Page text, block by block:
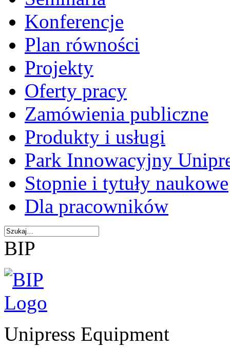
Konferencje
Plan równości
Projekty
Oferty pracy
Zamówienia publiczne
Produkty i usługi
Park Innowacyjny
Stopnie i tytuły naukowe
Dla pracowników
BIP
Unipress Equipment